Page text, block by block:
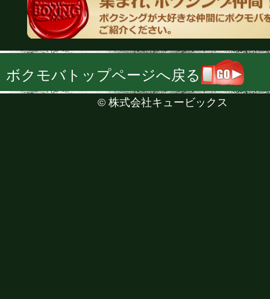
ボクモバトップページへ戻る
© 株式会社キュービックス